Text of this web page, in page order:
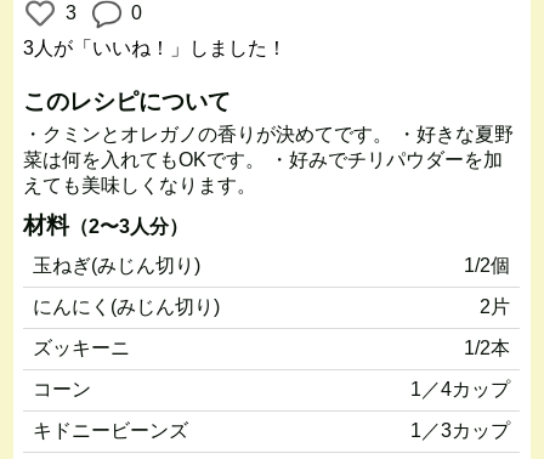
3
0
3人 が「いいね！」しました！
このレシピについて
・クミンとオレガノの香りが決めてです。 ・好きな夏野
菜は何を入れてもOKです。 ・好みでチリパウダーを加
えても美味しくなります。
材料（2〜3人分）
玉ねぎ(みじん切り)
1/2個
にんにく(みじん切り)
2片
ズッキーニ
1/2本
コーン
1／4カップ
キドニービーンズ
1／3カップ